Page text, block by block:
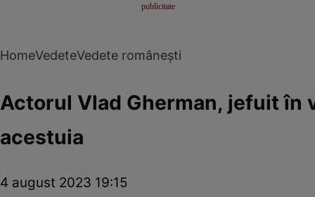
HomeVedeteVedete românești
Actorul Vlad Gherman, jefuit în
acestuia
4 august 2023 19:15